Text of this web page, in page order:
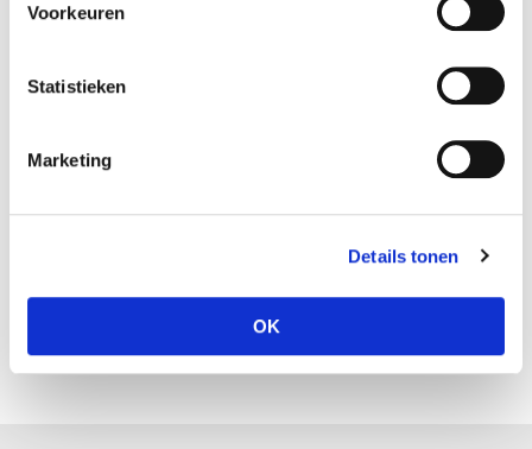
Voorkeuren
Statistieken
Marketing
Details tonen
OK
Advies en begeleiding bij inrichting en gebruik
Sluiten jullie huidige processen nog aan op de
Interesse? Neem dan contact op met je